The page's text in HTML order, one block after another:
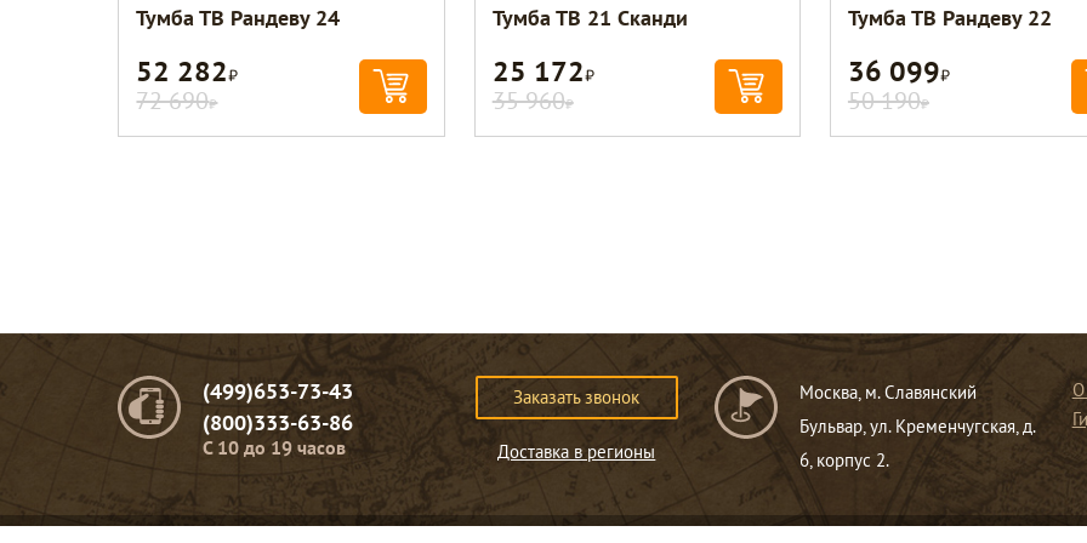
Тумба ТВ Рандеву 24
52 282Р
72 690Р
Тумба ТВ 21 Сканди
25 172Р
35 960Р
Тумба ТВ Рандеву 22
36 099Р
50 190Р
(499)653-73-43
(800)333-63-86
C 10 до 19 часов
Заказать звонок
Доставка в регионы
Москва, м. Славянский
Бульвар, ул. Кременчугская, д.
6, корпус 2.
О